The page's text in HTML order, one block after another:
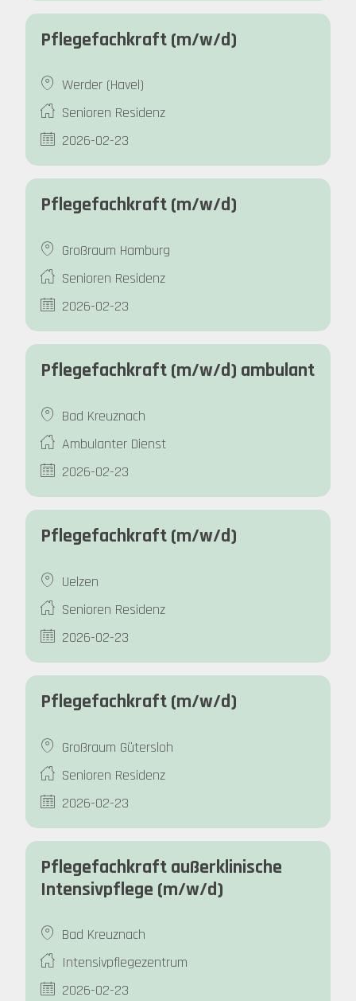
Pflegefachkraft (m/w/d)
Werder (Havel)
Senioren Residenz
2026-02-23
Pflegefachkraft (m/w/d)
Großraum Hamburg
Senioren Residenz
2026-02-23
Pflegefachkraft (m/w/d) ambulant
Bad Kreuznach
Ambulanter Dienst
2026-02-23
Pflegefachkraft (m/w/d)
Uelzen
Senioren Residenz
2026-02-23
Pflegefachkraft (m/w/d)
Großraum Gütersloh
Senioren Residenz
2026-02-23
Pflegefachkraft außerklinische
Intensivpflege (m/w/d)
Bad Kreuznach
Intensivpflegezentrum
2026-02-23